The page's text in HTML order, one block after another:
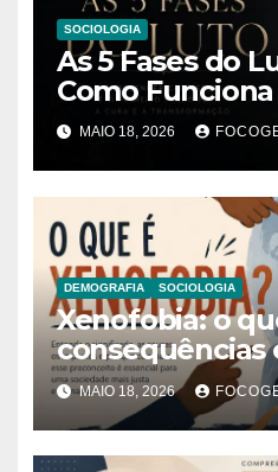
SOCIOLOGIA
As 5 Fases do
Como
de Perda e
Humano
MAIO 18, 2026
DEMOGRAFIA SOCIOLOGIA
Xenofobia: o
consequências
combater esse
global
MAIO 18, 2026